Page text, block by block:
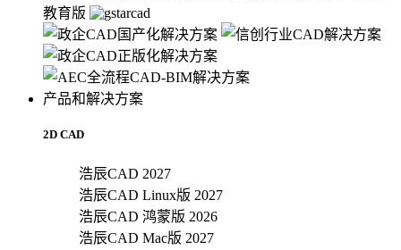
教育版
产品和解决方案
2D CAD
浩辰CAD 2027
浩辰CAD Linux版 2027
浩辰CAD 鸿蒙版 2026
浩辰CAD Mac版 2027